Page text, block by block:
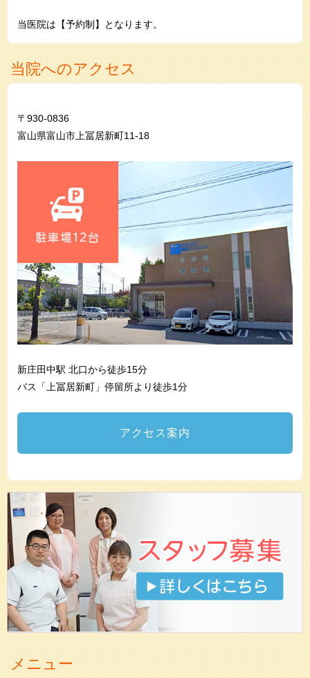
当医院は【予約制】となります。
当院へのアクセス
〒930-0836
富山県富山市上冨居新町11-18
新庄田中駅 北口から徒歩15分
バス「上冨居新町」停留所より徒歩1分
アクセス案内
メニュー